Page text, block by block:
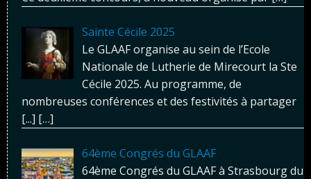
Sainte Cécile 2025
Le GLAAF organise au sein de l’Ecole
Nationale de Lutherie de Mirecourt la Ste
Cécile 2025. Au programme, de
nombreuses conférences et des festivités à partager
[...] […]
64ème Congrés du GLAAF
64ème Congrés du GLAAF à Strasbourg du